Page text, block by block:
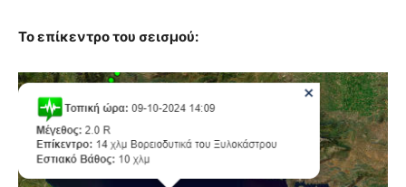
Το επίκεντρο του σεισμού: